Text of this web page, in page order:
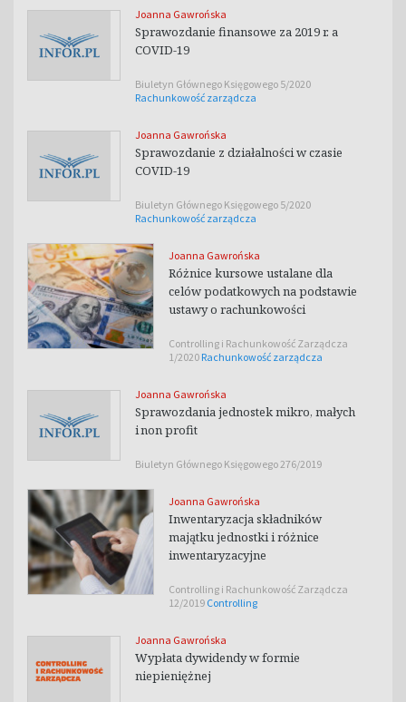
Joanna Gawrońska
Sprawozdanie finansowe za 2019 r. a
COVID-19
Biuletyn Głównego Księgowego 5/2020
Rachunkowość zarządcza
Joanna Gawrońska
Sprawozdanie z działalności w czasie
COVID-19
Biuletyn Głównego Księgowego 5/2020
Rachunkowość zarządcza
Joanna Gawrońska
Różnice kursowe ustalane dla
celów podatkowych na podstawie
ustawy o rachunkowości
Controlling i Rachunkowość Zarządcza
1/2020 Rachunkowość zarządcza
Joanna Gawrońska
Sprawozdania jednostek mikro, małych
i non profit
Biuletyn Głównego Księgowego 276/2019
Joanna Gawrońska
Inwentaryzacja składników
majątku jednostki i różnice
inwentaryzacyjne
Controlling i Rachunkowość Zarządcza
12/2019 Controlling
Joanna Gawrońska
Wypłata dywidendy w formie
niepieniężnej